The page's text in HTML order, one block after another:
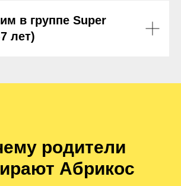
в группе Super
лет)
родители
Абрикос